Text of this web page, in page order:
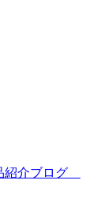
介ブログ